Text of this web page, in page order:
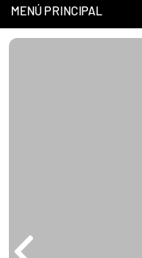
MENÚ PRINCIPAL